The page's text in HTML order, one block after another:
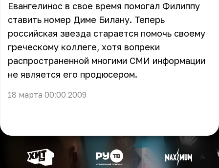
Евангелинос в свое время помогал Филиппу
ставить номер Диме Билану. Теперь
российская звезда старается помочь своему
греческому коллеге, хотя вопреки
распространенной многими СМИ информации
не является его продюсером.
18 марта 00:00 2009